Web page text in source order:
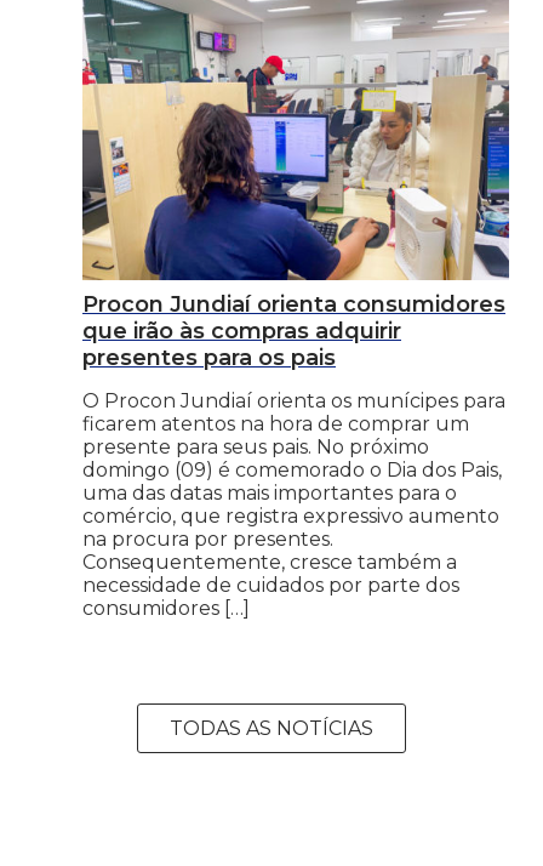
Procon Jundiaí orienta consumidores
que irão às compras adquirir
presentes para os pais
O Procon Jundiaí orienta os munícipes para
ficarem atentos na hora de comprar um
presente para seus pais. No próximo
domingo (09) é comemorado o Dia dos Pais,
uma das datas mais importantes para o
comércio, que registra expressivo aumento
na procura por presentes.
Consequentemente, cresce também a
necessidade de cuidados por parte dos
consumidores […]
TODAS AS NOTÍCIAS